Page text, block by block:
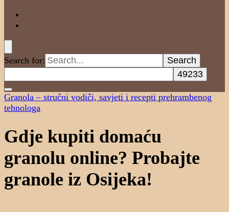
Search for:
Granola – stručni vodiči, savjeti i recepti prehrambenog
tehnologa
Gdje kupiti domaću
granolu online? Probajte
granole iz Osijeka!